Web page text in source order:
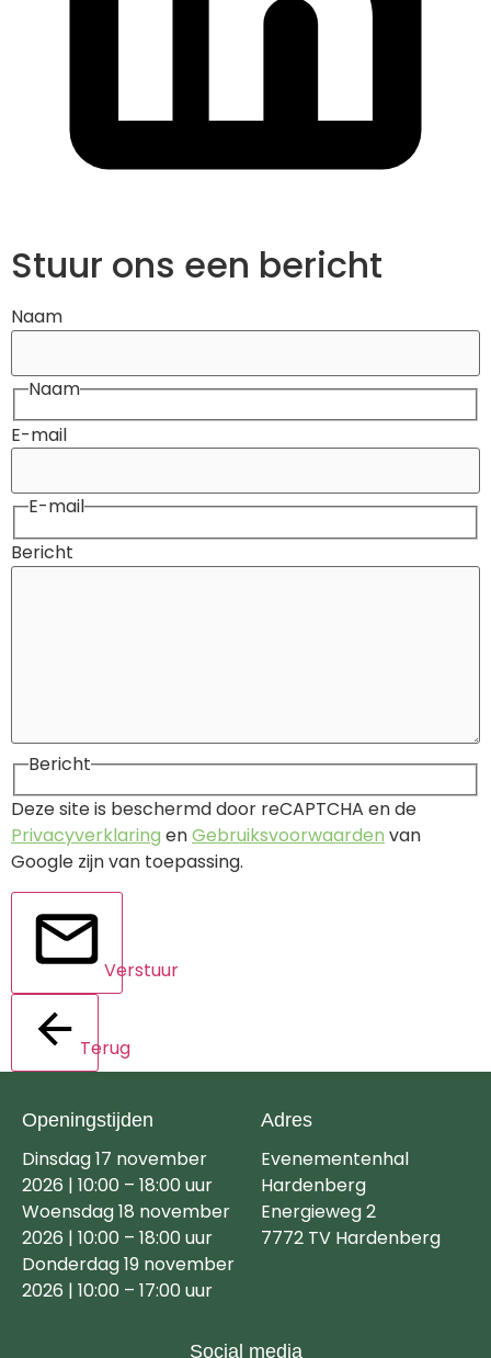
Stuur ons een bericht
Naam
Naam
E-mail
E-mail
Bericht
Bericht
Deze site is beschermd door reCAPTCHA en de
Privacyverklaring enGebruiksvoorwaarden van
Google zijn van toepassing.
Verstuur
Terug
Openingstijden
Dinsdag 17 november
2026 | 10:00 – 18:00 uur
Woensdag 18 november
2026 | 10:00 – 18:00 uur
Donderdag 19 november
2026 | 10:00 – 17:00 uur
Adres
Evenementenhal
Hardenberg
Energieweg 2
7772 TV Hardenberg
Social media